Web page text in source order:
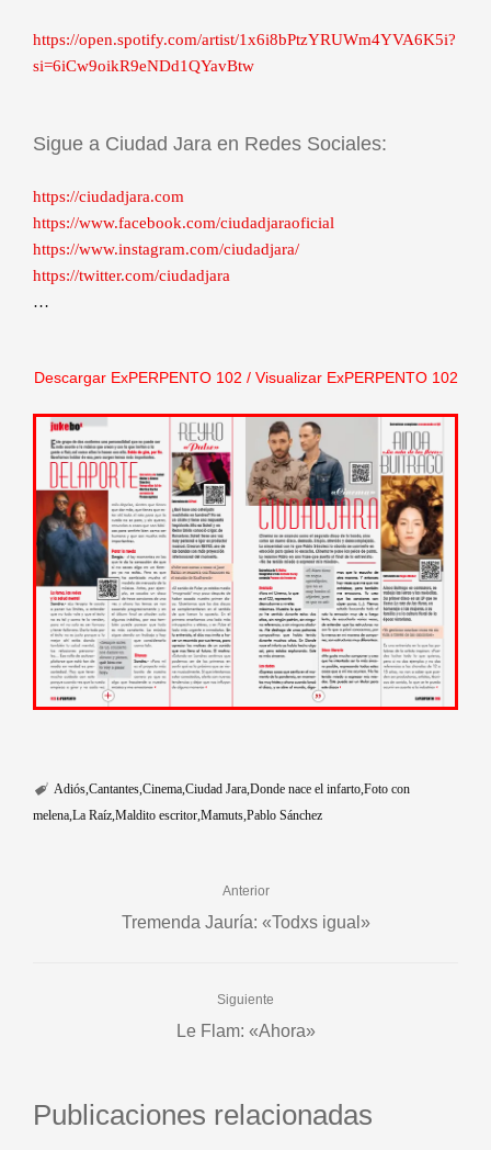
https://open.spotify.com/artist/1x6i8bPtzYRUWm4YVA6K5i?
si=6iCw9oikR9eNDd1QYavBtw
Sigue a Ciudad Jara en Redes Sociales:
https://ciudadjara.com
https://www.facebook.com/ciudadjaraoficial
https://www.instagram.com/ciudadjara/
https://twitter.com/ciudadjara
…
Descargar ExPERPENTO 102 / Visualizar ExPERPENTO 102
Adiós Cantantes Cinema Ciudad Jara Donde nace el infarto Foto con
melena La Raíz Maldito escritor Mamuts Pablo Sánchez
Anterior
Tremenda Jauría: «Todxs igual»
Siguiente
Le Flam: «Ahora»
Publicaciones relacionadas